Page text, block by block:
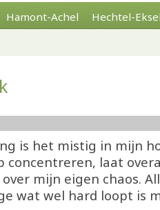
Hamont-Achel Hechtel-
is het mistig in mijn
concentreren, laat
mijn eigen chaos.
wat wel hard loopt is